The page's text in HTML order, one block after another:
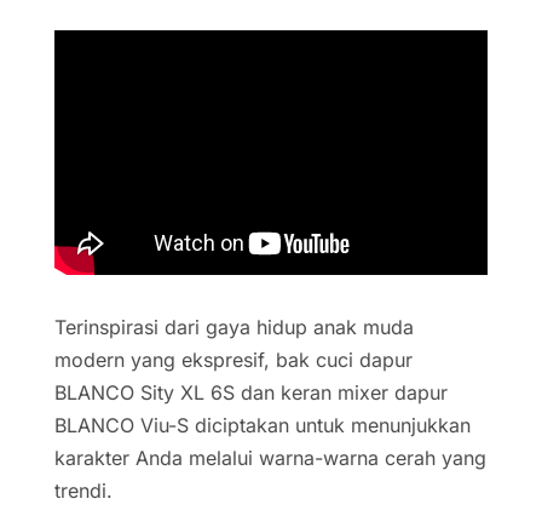
Terinspirasi dari gaya hidup anak muda
modern yang ekspresif, bak cuci dapur
BLANCO Sity XL 6S dan keran mixer dapur
BLANCO Viu-S diciptakan untuk menunjukkan
karakter Anda melalui warna-warna cerah yang
trendi.